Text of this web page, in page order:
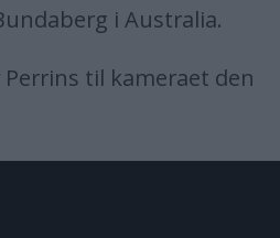
i Australia.
Perrins til kameraet den